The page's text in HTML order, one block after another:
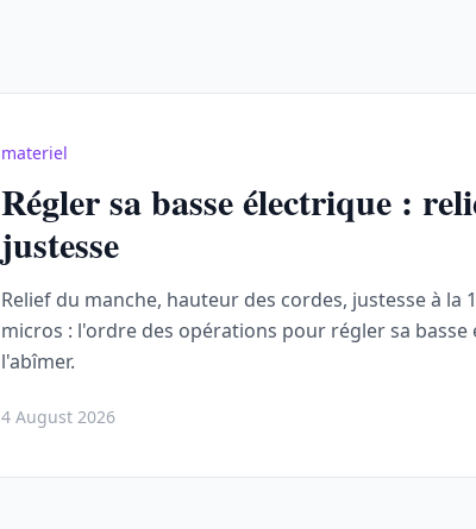
materiel
Régler sa basse électrique :
justesse
Relief du manche, hauteur des cordes, justesse à la
micros : l'ordre des opérations pour régler sa basse
l'abîmer.
4 August 2026